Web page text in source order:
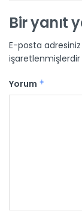
Bir yanıt
E-posta
işaretlenmişlerdir
Yorum *